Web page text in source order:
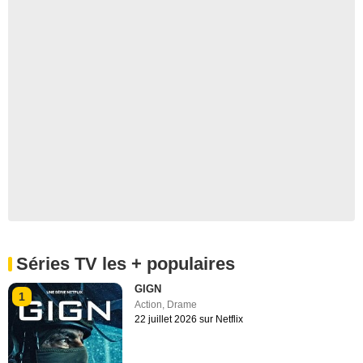
Séries TV les + populaires
1
GIGN
Action, Drame
22 juillet 2026 sur Netflix